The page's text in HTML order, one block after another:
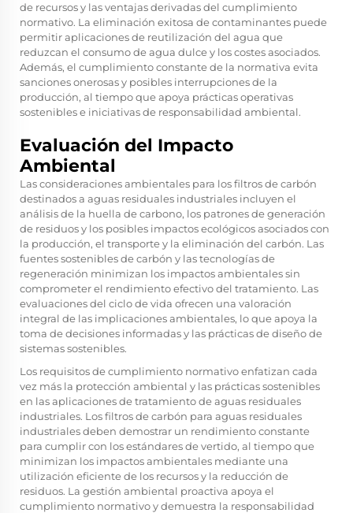
de recursos y las ventajas derivadas del cumplimiento
normativo. La eliminación exitosa de contaminantes puede
permitir aplicaciones de reutilización del agua que
reduzcan el consumo de agua dulce y los costes asociados.
Además, el cumplimiento constante de la normativa evita
sanciones onerosas y posibles interrupciones de la
producción, al tiempo que apoya prácticas operativas
sostenibles e iniciativas de responsabilidad ambiental.
Evaluación del Impacto
Ambiental
Las consideraciones ambientales para los filtros de carbón
destinados a aguas residuales industriales incluyen el
análisis de la huella de carbono, los patrones de generación
de residuos y los posibles impactos ecológicos asociados con
la producción, el transporte y la eliminación del carbón. Las
fuentes sostenibles de carbón y las tecnologías de
regeneración minimizan los impactos ambientales sin
comprometer el rendimiento efectivo del tratamiento. Las
evaluaciones del ciclo de vida ofrecen una valoración
integral de las implicaciones ambientales, lo que apoya la
toma de decisiones informadas y las prácticas de diseño de
sistemas sostenibles.
Los requisitos de cumplimiento normativo enfatizan cada
vez más la protección ambiental y las prácticas sostenibles
en las aplicaciones de tratamiento de aguas residuales
industriales. Los filtros de carbón para aguas residuales
industriales deben demostrar un rendimiento constante
para cumplir con los estándares de vertido, al tiempo que
minimizan los impactos ambientales mediante una
utilización eficiente de los recursos y la reducción de
residuos. La gestión ambiental proactiva apoya el
cumplimiento normativo y demuestra la responsabilidad